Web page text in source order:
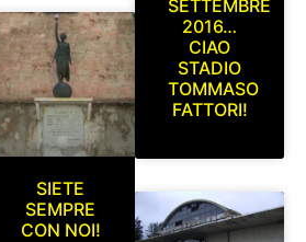
SIETE
SEMPRE
CON NOI!
SETTEMBRE
2016…
CIAO
STADIO
TOMMASO
FATTORI!